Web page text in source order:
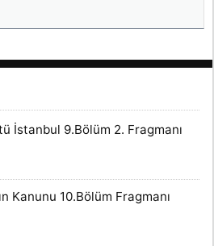
İstanbul 9.Bölüm 2. Fragmanı
Kanunu 10.Bölüm Fragmanı